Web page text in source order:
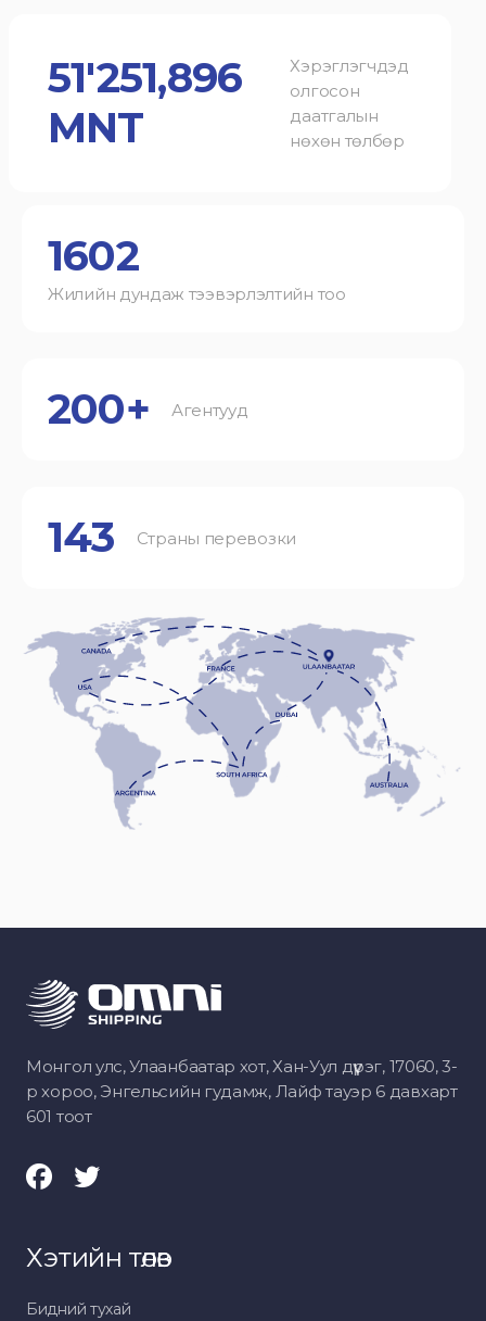
51'251,896
MNT
Хэрэглэгчдэд
олгосон
даатгалын
нөхөн төлбөр
1602
Жилийн дундаж тээвэрлэлтийн тоо
200+ Агентууд
143 Страны перевозки
Монгол улс, Улаанбаатар хот, Хан-Уул дүүрэг, 17060, 3-
р хороо, Энгельсийн гудамж, Лайф тауэр 6 давхарт
601 тоот
Хэтийн төлөв
Бидний тухай